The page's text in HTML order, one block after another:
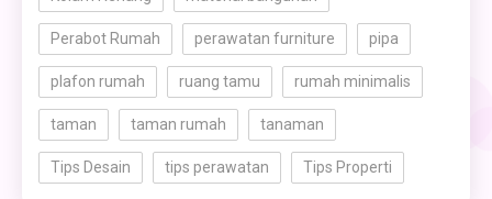
Perabot Rumah perawatan furniture pipa
plafon rumah ruang tamu rumah minimalis
taman taman rumah tanaman
Tips Desain tips perawatan Tips Properti